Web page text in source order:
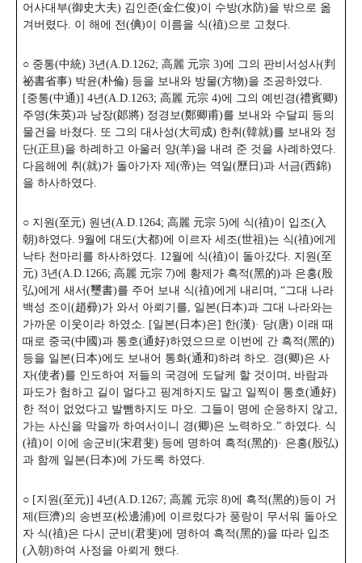
어사대부(御史大夫) 김인준(金仁俊)이 수방(水防)을 밖으로 옮
겨버렸다. 이 해에 전(倎)이 이름을 식(禃)으로 고쳤다.
○ 중통(中統) 3년(A.D.1262; 高麗 元宗 3)에 그의 판비서성사(判
祕書省事) 박윤(朴倫) 등을 보내와 방물(方物)을 조공하였다.
[중통(中通)] 4년(A.D.1263; 高麗 元宗 4)에 그의 예빈경(禮賓卿)
주영(朱英)과 낭장(郞將) 정경보(鄭卿甫)를 보내와 수달피 등의
물건을 바쳤다. 또 그의 대사성(大司成) 한취(韓就)를 보내와 정
단(正旦)을 하례하고 아울러 양(羊)을 내려 준 것을 사례하였다.
다음해에 취(就)가 돌아가자 제(帝)는 역일(歷日)과 서금(西錦)
을 하사하였다.
○ 지원(至元) 원년(A.D.1264; 高麗 元宗 5)에 식(禃)이 입조(入
朝)하였다. 9월에 대도(大都)에 이르자 세조(世祖)는 식(禃)에게
낙타 천마리를 하사하였다. 12월에 식(禃)이 돌아갔다. 지원(至
元) 3년(A.D.1266; 高麗 元宗 7)에 황제가 흑적(黑的)과 은홍(殷
弘)에게 새서(璽書)를 주어 보내 식(禃)에게 내리며, “그대 나라
백성 조이(趙彛)가 와서 아뢰기를, 일본(日本)과 그대 나라와는
가까운 이웃이라 하였소. [일본(日本)은] 한(漢)· 당(唐) 이래 때
때로 중국(中國)과 통호(通好)하였으므로 이번에 간 흑적(黑的)
등을 일본(日本)에도 보내어 통화(通和)하려 하오. 경(卿)은 사
자(使者)를 인도하여 저들의 국경에 도달케 할 것이며, 바람과
파도가 험하고 길이 멀다고 핑계하지도 말고 일찍이 통호(通好)
한 적이 없었다고 발뺌하지도 마오. 그들이 명에 순응하지 않고,
가는 사신을 막을까 하여서이니 경(卿)은 노력하오.” 하였다. 식
(禃)이 이에 송군비(宋君斐) 등에 명하여 흑적(黑的)· 은홍(殷弘)
과 함께 일본(日本)에 가도록 하였다.
○ [지원(至元)] 4년(A.D.1267; 高麗 元宗 8)에 흑적(黑的)등이 거
제(巨濟)의 송변포(松邊浦)에 이르렀다가 풍랑이 무서워 돌아오
자 식(禃)은 다시 군비(君斐)에 명하여 흑적(黑的)을 따라 입조
(入朝)하여 사정을 아뢰게 했다.